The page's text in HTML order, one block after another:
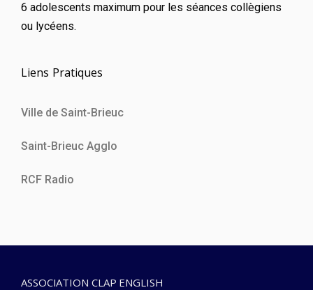
6 adolescents maximum pour les séances collègiens
ou lycéens.
Liens Pratiques
Ville de Saint-Brieuc
Saint-Brieuc Agglo
RCF Radio
ASSOCIATION CLAP ENGLISH